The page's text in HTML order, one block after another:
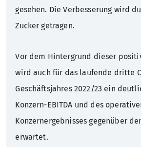
gesehen. Die Verbesserung wird
Zucker getragen.
Vor dem Hintergrund dieser
wird auch für das laufende dritte
Geschäftsjahres 2022/23 ein
Konzern-EBITDA und des
Konzernergebnisses gegenüber
erwartet.